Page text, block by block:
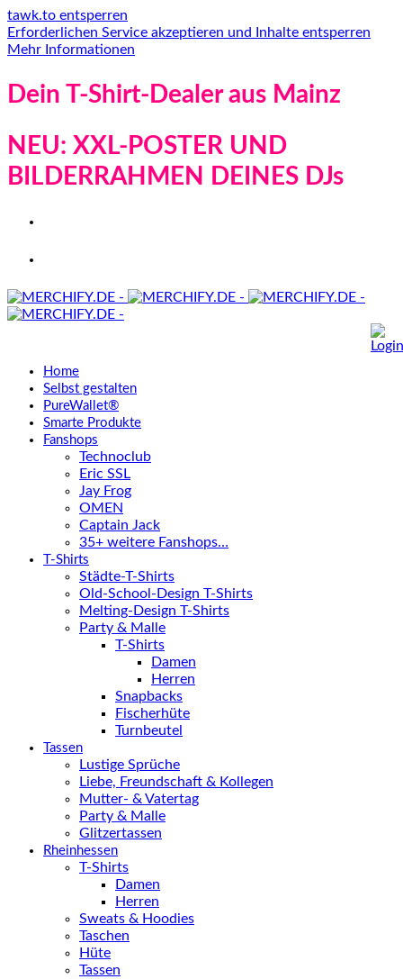
tawk.to entsperren
Erforderlichen Service akzeptieren und Inhalte entsperren
Mehr Informationen
Dein T-Shirt-Dealer aus Mainz
NEU: XXL-POSTER UND
BILDERRAHMEN DEINES DJs
Home
Selbst gestalten
PureWallet®
Smarte Produkte
Fanshops
Technoclub
Eric SSL
Jay Frog
OMEN
Captain Jack
35+ weitere Fanshops…
T-Shirts
Städte-T-Shirts
Old-School-Design T-Shirts
Melting-Design T-Shirts
Party & Malle
T-Shirts
Damen
Herren
Snapbacks
Fischerhüte
Turnbeutel
Tassen
Lustige Sprüche
Liebe, Freundschaft & Kollegen
Mutter- & Vatertag
Party & Malle
Glitzertassen
Rheinhessen
T-Shirts
Damen
Herren
Sweats & Hoodies
Taschen
Hüte
Tassen